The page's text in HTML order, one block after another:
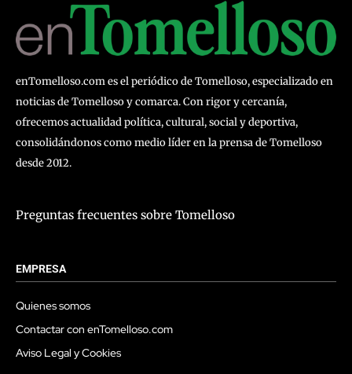
enTomelloso.com es el periódico de Tomelloso, especializado en
noticias de Tomelloso y comarca. Con rigor y cercanía,
ofrecemos actualidad política, cultural, social y deportiva,
consolidándonos como medio líder en la prensa de Tomelloso
desde 2012.
Preguntas frecuentes sobre Tomelloso
EMPRESA
Quienes somos
Contactar con enTomelloso.com
Aviso Legal y Cookies